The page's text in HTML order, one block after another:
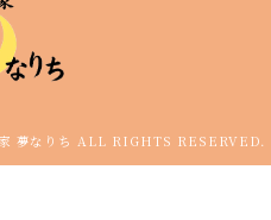
夢なりち ALL RIGHTS RESERVED.